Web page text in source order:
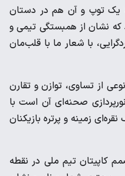
یک توپ و آن هم در دستان
نشان از همبستگی تیمی و
با شعار ما با قلب‌مان
از تساوی، توازن و تقارن
صحنه‌ای آن است با
زمینه و پرتره بازیکنان
کاپیتان تیم ملی در نقطه